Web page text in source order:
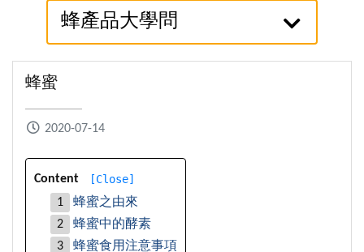
蜂產品大學問
蜂蜜
2020-07-14
Content [Close]
蜂蜜之由來
蜂蜜中的酵素
蜂蜜食用注意事項